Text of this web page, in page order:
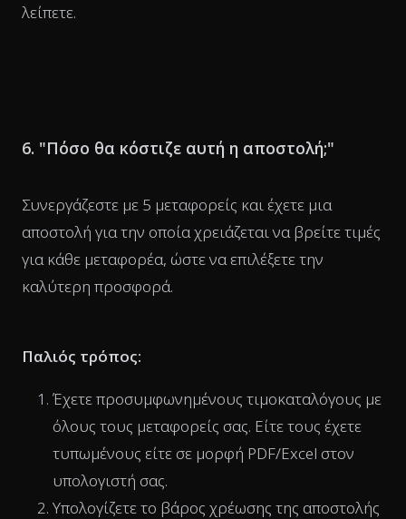
λείπετε.
6. "Πόσο θα κόστιζε αυτή η αποστολή;"
Συνεργάζεστε με 5 μεταφορείς και έχετε μια
αποστολή για την οποία χρειάζεται να βρείτε τιμές
για κάθε μεταφορέα, ώστε να επιλέξετε την
καλύτερη προσφορά.
Παλιός τρόπος:
Έχετε προσυμφωνημένους τιμοκαταλόγους με
όλους τους μεταφορείς σας. Είτε τους έχετε
τυπωμένους είτε σε μορφή PDF/Excel στον
υπολογιστή σας.
Υπολογίζετε το βάρος χρέωσης της αποστολής